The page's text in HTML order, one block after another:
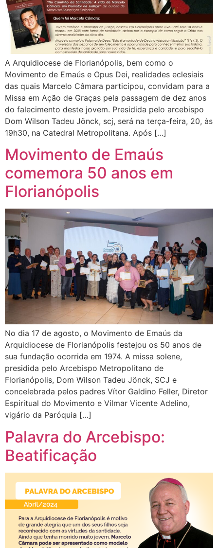
A Arquidiocese de Florianópolis, bem como o
Movimento de Emaús e Opus Dei, realidades eclesiais
das quais Marcelo Câmara participou, convidam para a
Missa em Ação de Graças pela passagem de dez anos
do falecimento deste jovem. Presidida pelo arcebispo
Dom Wilson Tadeu Jönck, scj, será na terça-feira, 20, às
19h30, na Catedral Metropolitana. Após […]
Movimento de Emaús
comemora 50 anos em
Florianópolis
No dia 17 de agosto, o Movimento de Emaús da
Arquidiocese de Florianópolis festejou os 50 anos de
sua fundação ocorrida em 1974. A missa solene,
presidida pelo Arcebispo Metropolitano de
Florianópolis, Dom Wilson Tadeu Jönck, SCJ e
concelebrada pelos padres Vítor Galdino Feller, Diretor
Espiritual do Movimento e Vilmar Vicente Adelino,
vigário da Paróquia […]
Palavra do Arcebispo:
Beatificação